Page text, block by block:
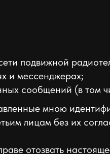
подвижной
и мессенджерах;
сообщений (в том
мною
лицам без их
отозвать